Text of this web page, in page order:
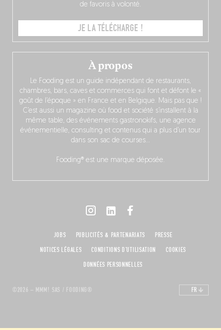
À propos
Le Fooding est un guide indépendant de restaurants,
chambres, bars, caves et commerces qui font et défont le «
goût de l’époque » en France et en Belgique. Mais pas que !
C’est aussi un magazine où food et société s’installent à la
même table, des événements gastronokifs, une agence
événementielle, consulting et contenus qui a plus d’un tour
dans son sac de courses…
Fooding® est une marque déposée.
de favoris à volonté.
JE LA TÉLÉCHARGE !
©2026 – MMM! SAS / FOODING®
JOBS PUBLICITÉS & PARTENARIATS
PRESSE
NOTICES LÉGALES
CONDITIONS D'UTILISATION
COOKIES
DONNÉES PERSONNELLES
FR